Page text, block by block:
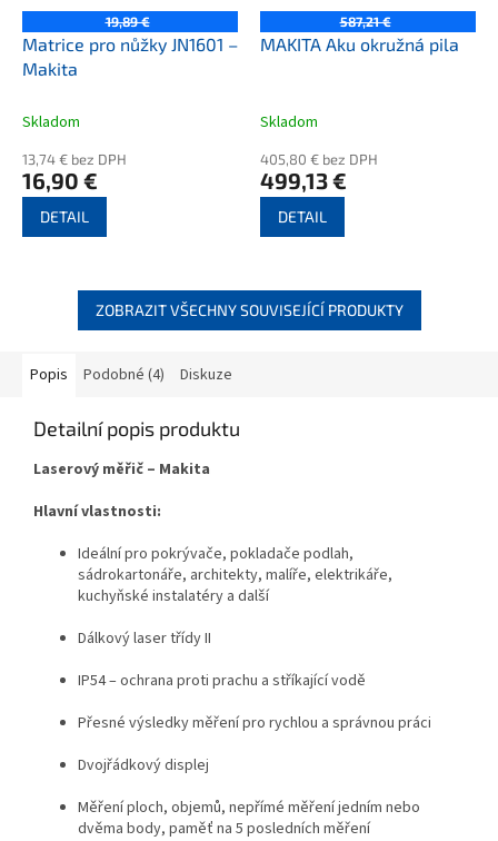
19,89 €
Matrice pro nůžky JN1601 –
Makita
Skladom
13,74 € bez DPH
16,90 €
DETAIL
587,21 €
MAKITA Aku okružná pila
Skladom
405,80 € bez DPH
499,13 €
DETAIL
ZOBRAZIT VŠECHNY SOUVISEJÍCÍ PRODUKTY
Popis Podobné (4) Diskuze
Detailní popis produktu
Laserový měřič – Makita
Hlavní vlastnosti:
Ideální pro pokrývače, pokladače podlah,
sádrokartonáře, architekty, malíře, elektrikáře,
kuchyňské instalatéry a další
Dálkový laser třídy II
IP54 – ochrana proti prachu a stříkající vodě
Přesné výsledky měření pro rychlou a správnou práci
Dvojřádkový displej
Měření ploch, objemů, nepřímé měření jedním nebo
dvěma body, paměť na 5 posledních měření